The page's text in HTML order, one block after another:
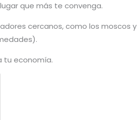
que más te convenga.​
cercanos, como los moscos y
tu economía.​